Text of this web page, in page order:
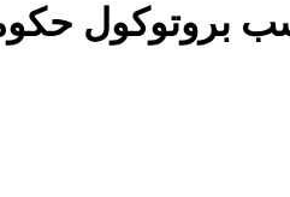
بروتوكول